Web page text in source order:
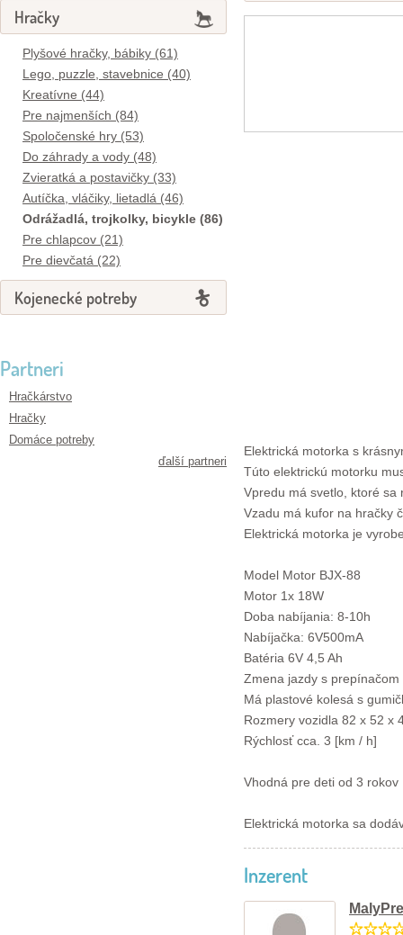
Hračky
Plyšové hračky, bábiky (61)
Lego, puzzle, stavebnice (40)
Kreatívne (44)
Pre najmenších (84)
Spoločenské hry (53)
Do záhrady a vody (48)
Zvieratká a postavičky (33)
Autíčka, vláčiky, lietadlá (46)
Odrážadlá, trojkolky, bicykle (86)
Pre chlapcov (21)
Pre dievčatá (22)
Kojenecké potreby
Partneri
Hračkárstvo
Hračky
Domáce potreby
ďalší partneri
Elektrická motorka s
Túto elektrickú motorku
Vpredu má svetlo, ktoré sa
Vzadu má kufor na hračky
Elektrická motorka je
Model Motor BJX-88
Motor 1x 18W
Doba nabíjania: 8-10h
Nabíjačka: 6V500mA
Batéria 6V 4,5 Ah
Zmena jazdy s
Má plastové kolesá s
Rozmery vozidla 82 x 52 x
Rýchlosť cca. 3 [km / h]
Vhodná pre deti od 3 rokov
Elektrická motorka sa
Inzerent